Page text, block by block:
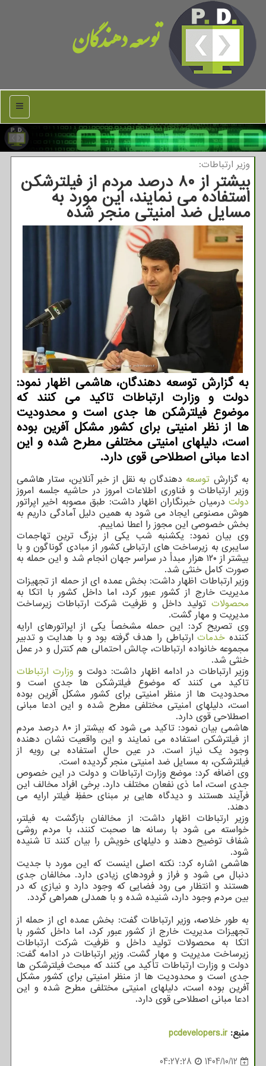
توسعه دهندگان
منو
وزیر ارتباطات:
بیشتر از ۸۰ درصد مردم از فیلترشکن
استفاده می نمایند، این مورد به
مسایل ضد امنیتی منجر شده
به گزارش توسعه دهندگان، هاشمی اظهار نمود:
دولت و وزارت ارتباطات تاکید می کنند که
موضوع فیلترشکن ها جدی است و محدودیت
ها از نظر امنیتی برای کشور مشکل آفرین بوده
است، دلیلهای امنیتی مختلفی مطرح شده و این
ادعا مبانی اصطلاحی قوی دارد.
به گزارش توسعه دهندگان به نقل از خبر آنلاین، ستار هاشمی
وزیر ارتباطات و فناوری اطلاعات امروز در حاشیه جلسه امروز
دولت درمیان خبرنگاران اظهار داشت: طبق مصوبه اخیر اپراتور
هوش مصنوعی ایجاد می شود به همین دلیل آمادگی داریم به
بخش خصوصی این مجوز را اعطا نماییم.
وی بیان نمود: یکشنبه شب یکی از بزرگ ترین تهاجمات
سایبری به زیرساخت های ارتباطی کشور از مبادی گوناگون و با
بیشتر از ۱۲۰ هزار مبدأ در سراسر جهان انجام شد و این حمله به
صورت کامل خنثی شد.
وزیر ارتباطات اظهار داشت: بخش عمده ای از حمله از تجهیزات
مدیریت خارج از کشور عبور کرد، اما داخل کشور با اتکا به
محصولات تولید داخل و ظرفیت شرکت ارتباطات زیرساخت
مدیریت و مهار گشت.
وی تصریح کرد: این حمله مشخصاً یکی از اپراتورهای ارایه
کننده خدماتارتباطی را هدف گرفته بود و با هدایت و تدبیر
مجموعه خانواده ارتباطات، چالش احتمالی هم کنترل و در عمل
خنثی شد.
وزیر ارتباطات در ادامه اظهار داشت: دولت و وزارت ارتباطات
تاکید می کنند که موضوع فیلترشکن ها جدی است و
محدودیت ها از منظر امنیتی برای کشور مشکل آفرین بوده
است، دلیلهای امنیتی مختلفی مطرح شده و این ادعا مبانی
اصطلاحی قوی دارد.
هاشمی بیان نمود: تاکید می شود که بیشتر از ۸۰ درصد مردم
از فیلترشکن استفاده می نمایند و این واقعیت نشان دهنده
وجود یک نیاز است. در عین حال استفاده بی رویه از
فیلترشکن، به مسایل ضد امنیتی منجر گردیده است.
وی اضافه کرد: موضع وزارت ارتباطات و دولت در این خصوص
جدی است، اما ذی نفعان مختلف دارد. برخی افراد مخالف این
فرآیند هستند و دیدگاه هایی بر مبنای حفظِ فیلتر ارایه می
دهند.
وزیر ارتباطات اظهار داشت: از مخالفان بازگشت به فیلتر،
خواسته می شود با رسانه ها صحبت کنند، با مردم روشی
شفاف توضیح دهند و دلیلهای خویش را بیان کنند تا شنیده
شود.
هاشمی اشاره کرد: نکته اصلی اینست که این مورد با جدیت
دنبال می شود و فراز و فرودهای زیادی دارد. مخالفان جدی
هستند و انتظار می رود فضایی که وجود دارد و نیازی که در
بین مردم وجود دارد، شنیده شده و با همدلی همراهی گردد.
به طور خلاصه، وزیر ارتباطات گفت: بخش عمده ای از حمله از
تجهیزات مدیریت خارج از کشور عبور کرد، اما داخل کشور با
اتکا به محصولات تولید داخل و ظرفیت شرکت ارتباطات
زیرساخت مدیریت و مهار گشت. وزیر ارتباطات در ادامه گفت:
دولت و وزارت ارتباطات تأکید می کنند که مبحث فیلترشکن ها
جدی است و محدودیت ها از منظر امنیتی برای کشور مشکل
آفرین بوده است، دلیلهای امنیتی مختلفی مطرح شده و این
ادعا مبانی اصطلاحی قوی دارد.
منبع:pcdevelopers.ir
1404/10/12
04:27:28